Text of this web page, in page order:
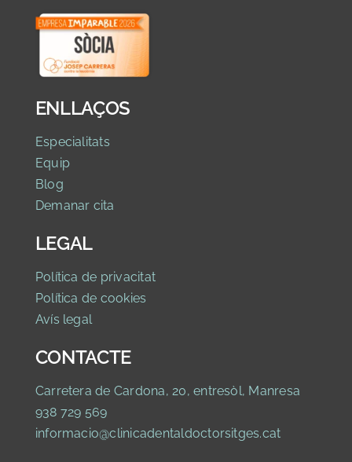
ENLLAÇOS
Especialitats
Equip
Blog
Demanar cita
LEGAL
Política de privacitat
Política de cookies
Avís legal
CONTACTE
Carretera de Cardona, 20, entresòl, Manresa
938 729 569
informacio@clinicadentaldoctorsitges.cat